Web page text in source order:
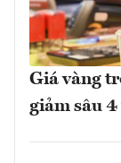
Giá vàng
giảm sâu